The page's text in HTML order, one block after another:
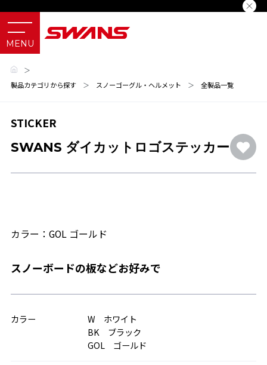
＞
製品カテゴリから探す
＞ スノーゴーグル・ヘルメット ＞ 全製品一覧
STICKER
SWANS ダイカットロゴステッカー
カラー：GOL ゴールド
スノーボードの板などお好みで
カラー
W ホワイト
BK ブラック
GOL ゴールド